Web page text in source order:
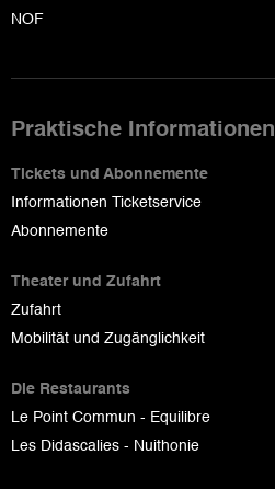
NOF
Praktische Informationen
Tickets und Abonnemente
Informationen Ticketservice
Abonnemente
Theater und Zufahrt
Zufahrt
Mobilität und Zugänglichkeit
Die Restaurants
Le Point Commun - Equilibre
Les Didascalies - Nuithonie